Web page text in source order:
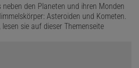
neben den Planeten und ihren Monden
Asteroiden und Kometen.
sie auf dieser Themenseite